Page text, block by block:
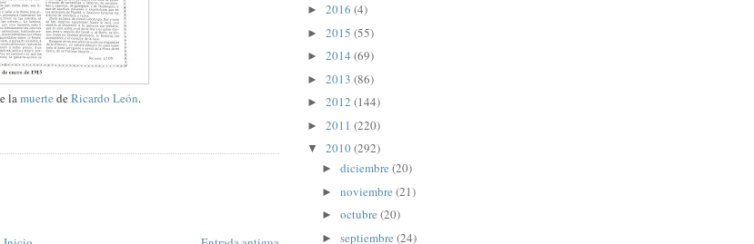
lamuerte deRicardo León.
► 2016 (4)
► 2015 (55)
► 2014 (69)
► 2013 (86)
► 2012 (144)
► 2011 (220)
▼ 2010(292)
► diciembre (20)
► noviembre (21)
► octubre (20)
► septiembre (24)